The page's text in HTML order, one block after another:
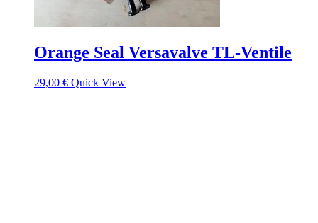
Orange Seal Versavalve TL-Ventile
29,00 € Quick View